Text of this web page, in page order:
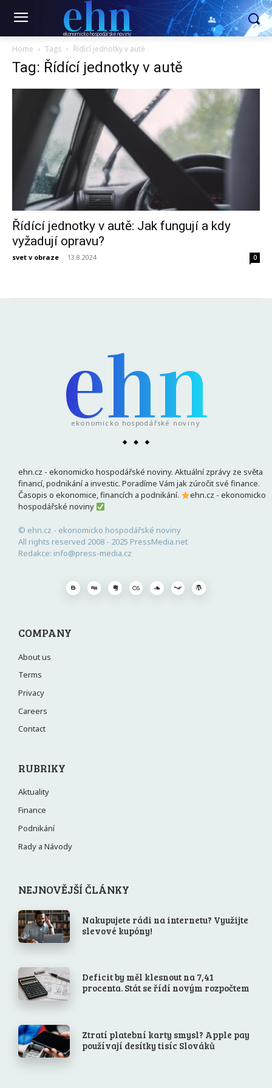
ehn
ekonomicko hospodářské noviny
Home Tags Řídící jednotky v autě
Tag: Řídící jednotky v autě
Řídící jednotky v autě: Jak fungují a kdy
vyžadují opravu?
svet v obraze - 13.8.2024 0
ehn
ekonomicko hospodářské noviny
ehn.cz - ekonomicko hospodářské noviny. Aktuální zprávy ze světa
financí, podnikání a investic. Poradíme Vám jak zúročit své finance.
Časopis o ekonomice, financích a podnikání.
ehn.cz - ekonomicko
hospodářské noviny
© ehn.cz - ekonomicko hospodářské noviny
All rights reserved 2008 - 2025 PressMedia.net
Redakce: info@press-media.cz
COMPANY
About us
Terms
Privacy
Careers
Contact
RUBRIKY
Aktuality
Finance
Podnikání
Rady a Návody
NEJNOVĚJŠÍ ČLÁNKY
Nakupujete rádi na internetu? Využijte
slevové kupóny!
Deficit by měl klesnout na 7,41
procenta. Stát se řídí novým rozpočtem
Ztratí platební karty smysl? Apple pay
používají desítky tisíc Slováků